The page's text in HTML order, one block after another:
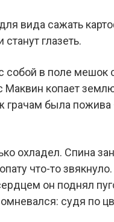
вида сажать
глазеть.
собой в поле мешок
копает
грачам была
охладел. Спина
что-то
он поднял
судя по